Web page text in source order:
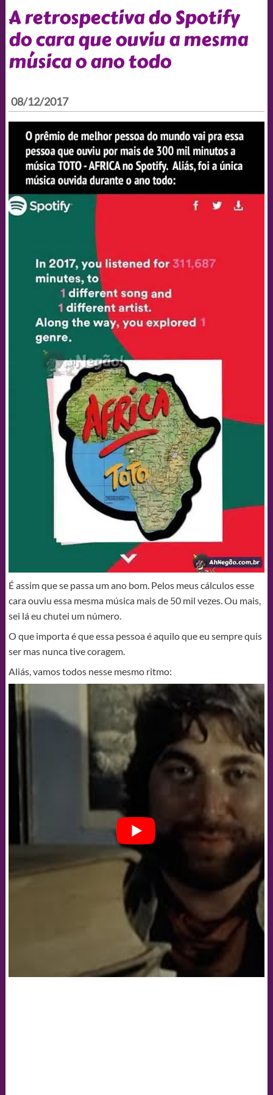
A retrospectiva do Spotify
do cara que ouviu a mesma
música o ano todo
08/12/2017
É assim que se passa um ano bom. Pelos meus cálculos esse
cara ouviu essa mesma música mais de 50 mil vezes. Ou mais,
sei lá eu chutei um número.
O que importa é que essa pessoa é aquilo que eu sempre quis
ser mas nunca tive coragem.
Aliás, vamos todos nesse mesmo ritmo: